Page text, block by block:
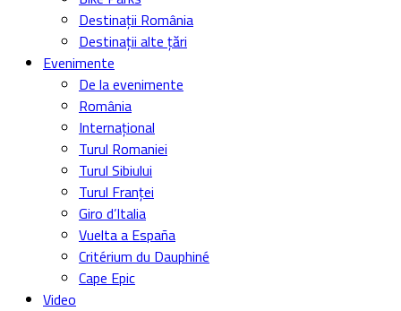
Destinații România
Destinații alte țări
Evenimente
De la evenimente
România
Internațional
Turul Romaniei
Turul Sibiului
Turul Franței
Giro d’Italia
Vuelta a España
Critérium du Dauphiné
Cape Epic
Video